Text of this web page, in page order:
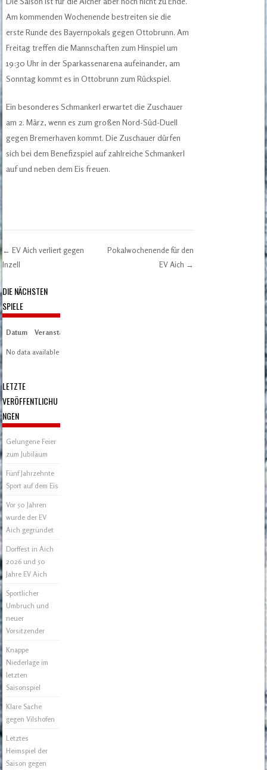
Am kommenden Wochenende bestreiten sie die
erste Runde des Bayernpokals gegen Ottobrunn. Am
Freitag treffen die Mannschaften zum Hinspiel um
19:30 Uhr in der Sparkassenarena aufeinander, am
Sonntag kommt es in Ottobrunn zum Rückspiel.
Ein besonderes Schmankerl erwartet die Zuschauer
am 2. März, wenn es zum großen Nord-Süd-Duell
gegen Bremerhaven kommt. Die Zuschauer dürfen
sich bei dem Benefizspiel auf zahlreiche Schmankerl
auf und neben dem Eis freuen.
Post navigation
← EV Aich verliert gegen
Inzell
Pokalwochenende für den
EV Aich →
DIE NÄCHSTEN
SPIELE
Datum Veranstaltung
No data available in table
LETZTE
VERÖFFENTLICHU
NGEN
Gelungene Feier
zum Jubiläum
Fünf Jahrzehnte
Sport auf dem Eis
Vor 50 Jahren
wurde der EV
Aich gegründet
Dorffest in Aich
2026 und 50
Jahre EV Aich
Sportlicher
Umbruch und
neuer
Vorsitzender
Knappe
Niederlage im
letzten
Saisonspiel
Klare Sache
gegen Vilshofen
Letztes
Heimspiel der
Saison gegen